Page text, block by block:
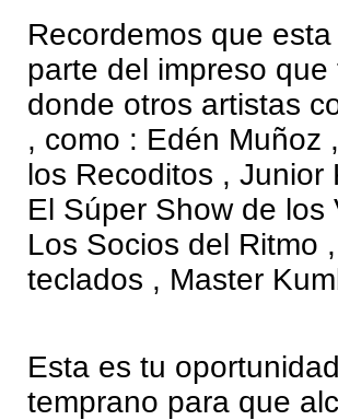
Recordemos que
parte del impreso
donde otros artistas
, como : Edén Muñoz
los Recoditos ,
El Súper Show de los
Los Socios del Ritmo
teclados , Master
Esta es tu
temprano para que